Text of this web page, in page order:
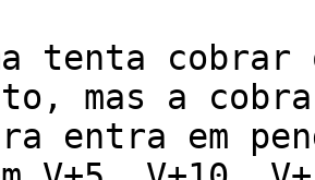
tenta
mas a
entra em